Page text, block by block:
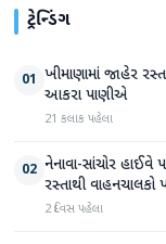
ટ્રેન્ડિંગ
01 ખીમાણામાં જાહેર
આકરા પાણીએ
21 કલાક પહેલા
02 નેનાવા-સાંચોર હાઈવે
રસ્તાથી વાહનચાલકો
2 દિવસ પહેલા